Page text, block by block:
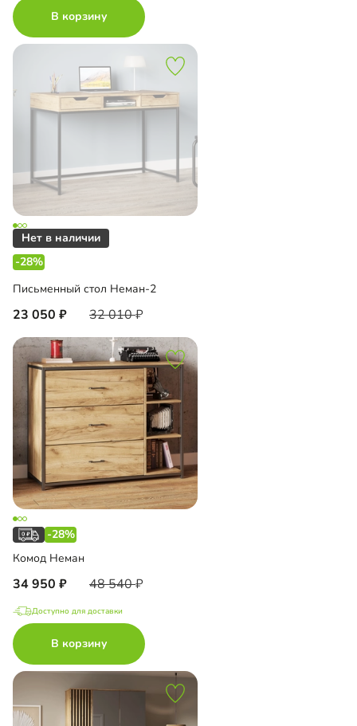
В корзину
-28%
Письменный стол Неман-2
23 050 32 010
-28%
Комод Неман
34 950 48 540
Доступно для доставки
В корзину